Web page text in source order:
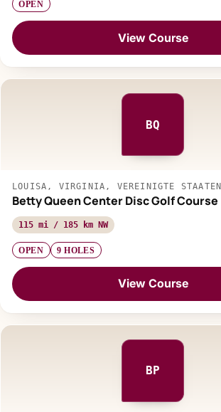
OPEN
View Course
BQ
LOUISA, VIRGINIA, VEREINIGTE STAATEN
Betty Queen Center Disc Golf Course
115 mi / 185 km NW
OPEN 9 HOLES
View Course
BP